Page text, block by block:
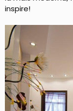
inspire!